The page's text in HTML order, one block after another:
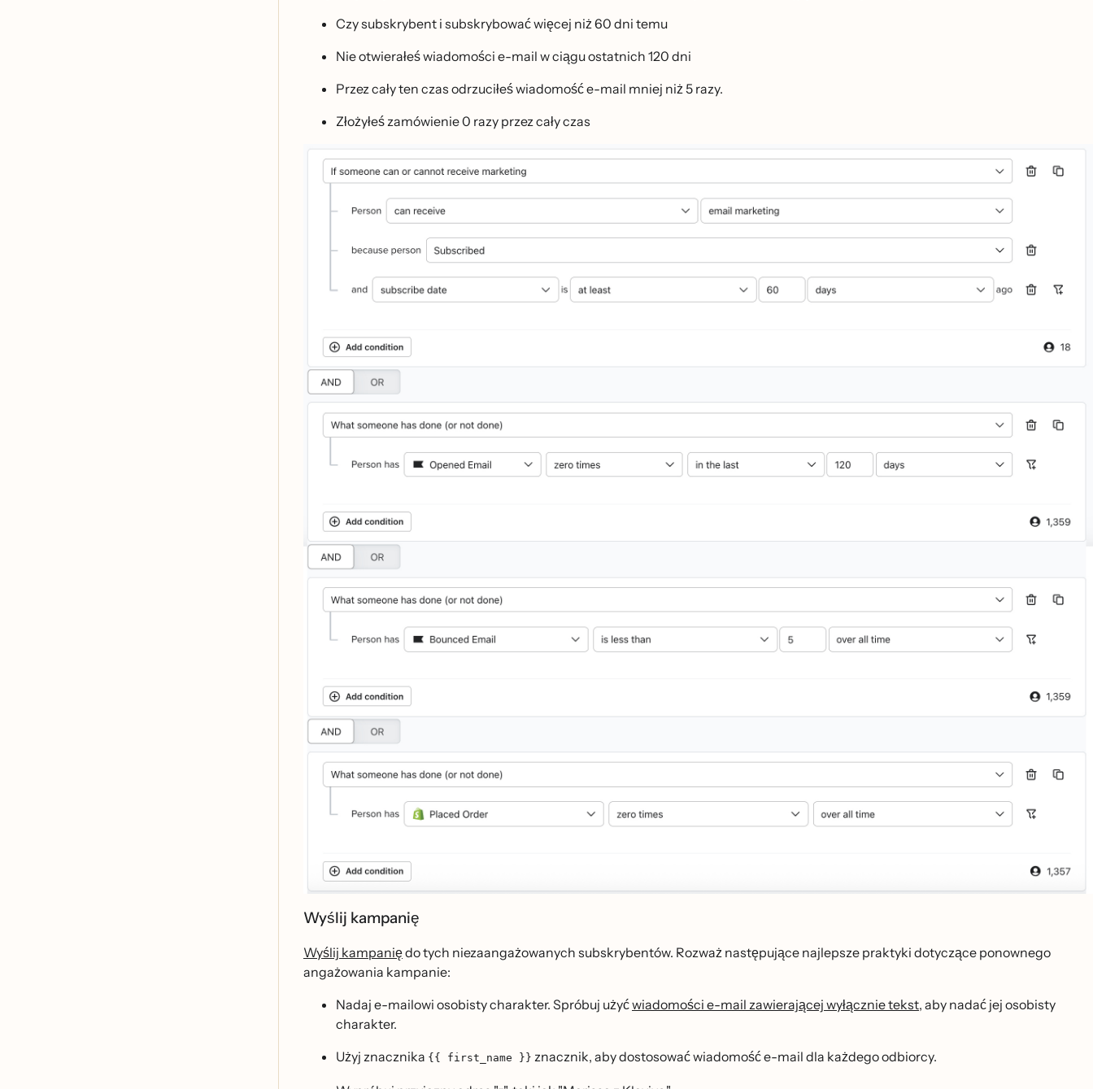
Czy subskrybent i subskrybować więcej niż 60 dni temu
Nie otwierałeś wiadomości e-mail w ciągu ostatnich 120 dni
Przez cały ten czas odrzuciłeś wiadomość e-mail mniej niż 5 razy.
Złożyłeś zamówienie 0 razy przez cały czas
Wyślij kampanię
Wyślij kampaniędo tych niezaangażowanych subskrybentów. Rozważ następujące najlepsze praktyki dotyczące ponownego
angażowania kampanie:
Nadaj e-mailowi osobisty charakter. Spróbuj użyćwiadomości e-mail zawierającej wyłącznie tekst, aby nadać jej osobisty
charakter.
Użyj znacznika {{ first_name }} znacznik, aby dostosować wiadomość e-mail dla każdego odbiorcy.